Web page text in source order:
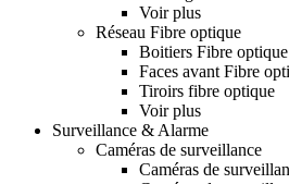
Voir plus
Réseau Fibre optique
Boitiers Fibre optique
Faces avant Fibre
Tiroirs fibre optique
Voir plus
Surveillance & Alarme
Caméras de surveillance
Caméras de